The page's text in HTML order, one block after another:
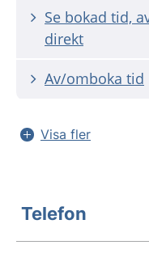
Se bokad tid,
direkt
Av/omboka tid
Visa fler
Telefon